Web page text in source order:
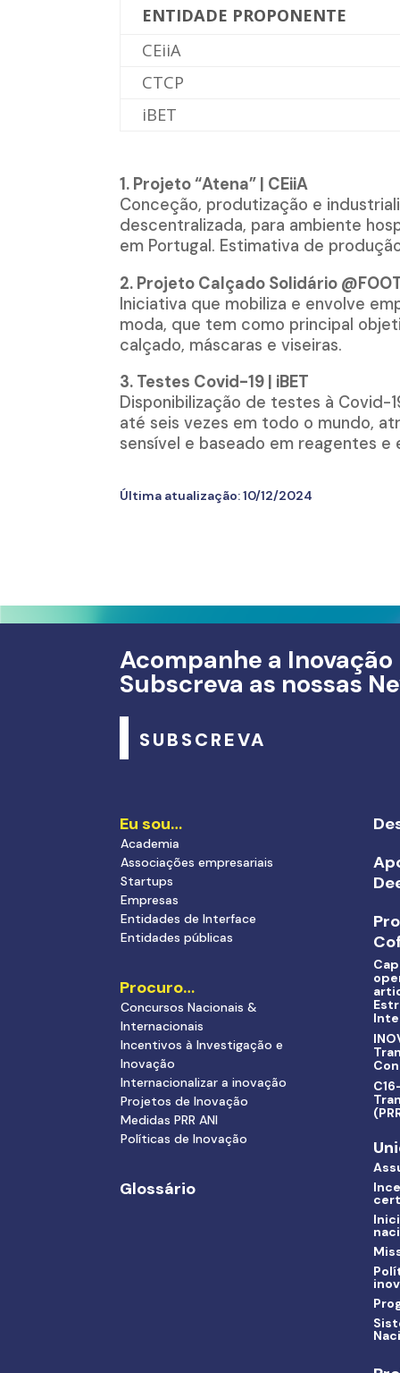
ENTIDADE PROPONENTE
CEiiA
CTCP
iBET
1. Projeto “Atena” | CEiiA
Conceção, produtização e
descentralizada, para ambiente
em Portugal. Estimativa de
2. Projeto Calçado Solidário
Iniciativa que mobiliza e envolve
moda, que tem como principal
calçado, máscaras e viseiras.
3. Testes Covid-19 | iBET
Disponibilização de testes à Covid-
até seis vezes em todo o mundo,
sensível e baseado em reagentes
Última atualização:10/12/2024
Acompanhe a Inovação
Subscreva as nossas
SUBSCREVA
Eu sou…
Academia
Associações empresariais
Startups
Empresas
Entidades de Interface
Entidades públicas
Procuro…
Concursos Nacionais &
Internacionais
Incentivos à Investigação e
Inovação
Internacionalizar a inovação
Projetos de Inovação
Medidas PRR ANI
Políticas de Inovação
Glossário